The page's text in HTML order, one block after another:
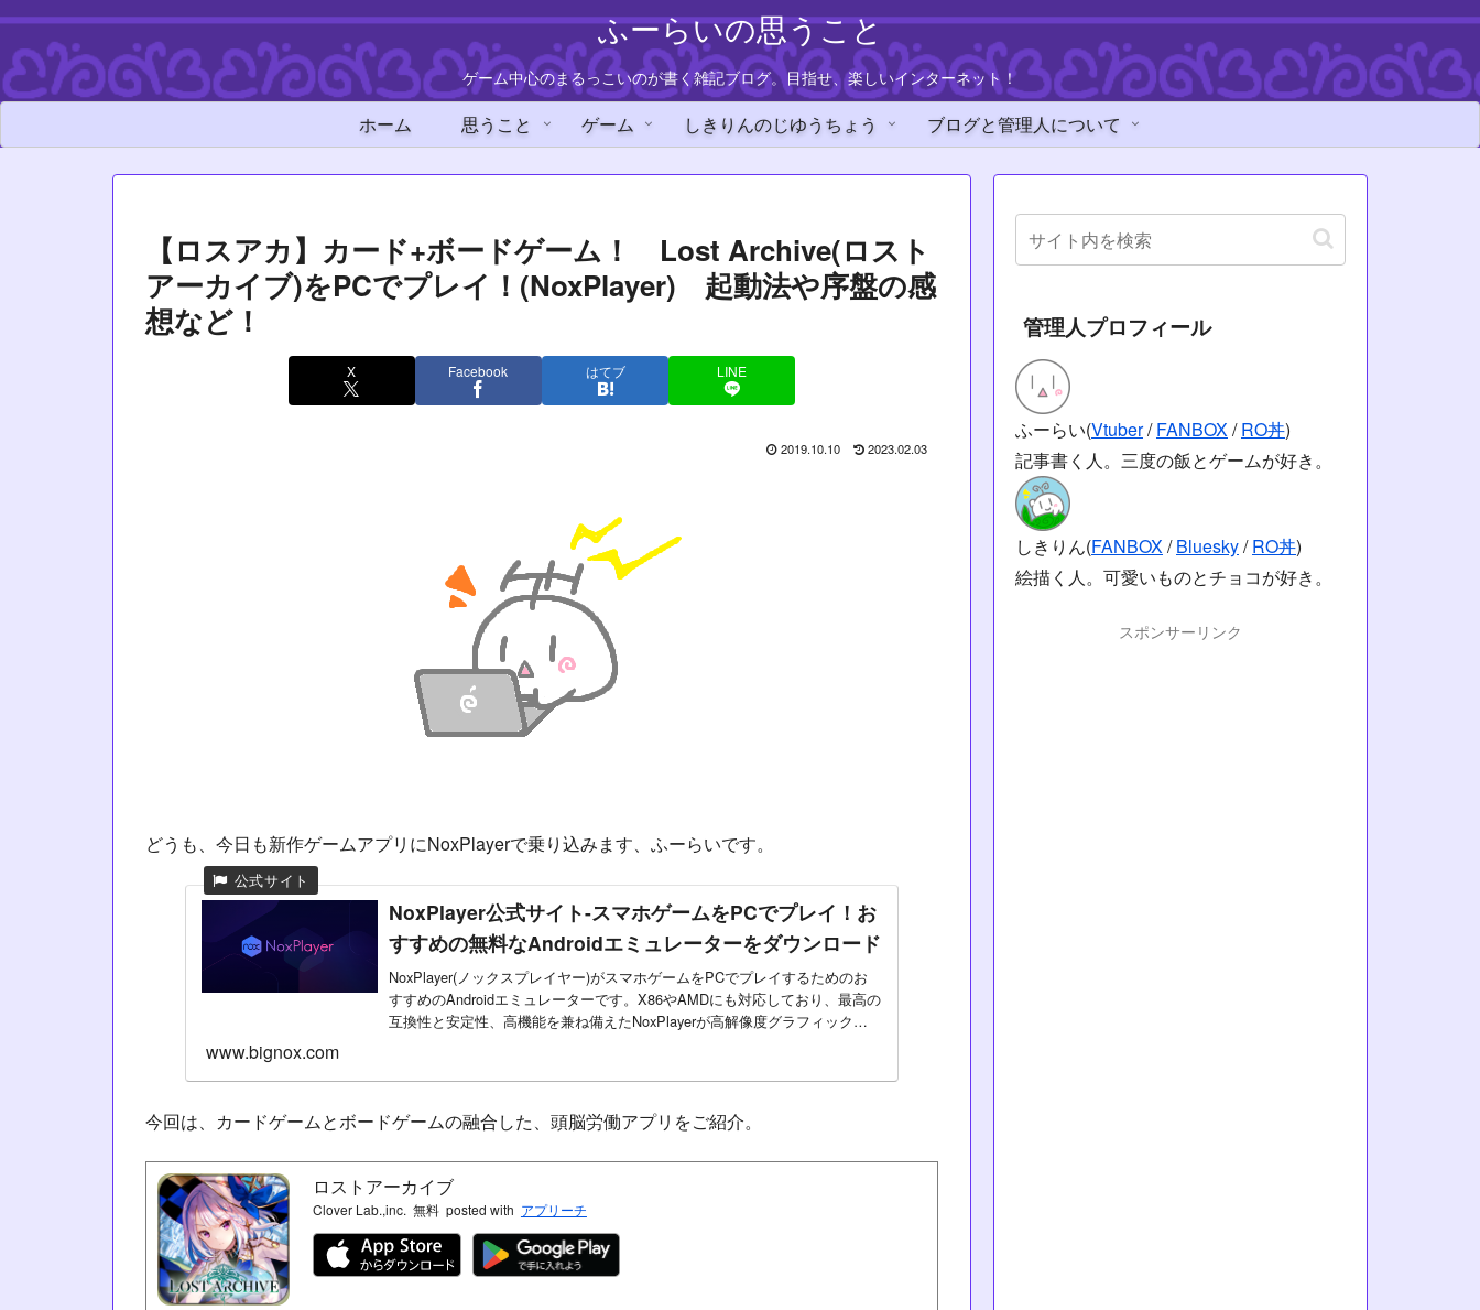
ふーらいの思うこと
ゲーム中心のまるっこいのが書く雑記ブログ。目指せ、楽しいインターネット！
ホーム 思うこと ゲーム しきりんのじゆうちょう ブログと管理人について
【ロスアカ】カード+ボードゲーム！ Lost Archive(ロスト
アーカイブ)をPCでプレイ！(NoxPlayer) 起動法や序盤の感
想など！
X Facebook はてブ LINE
2019.10.10 2023.02.03
どうも、今日も新作ゲームアプリにNoxPlayerで乗り込みます、ふーらいです。
NoxPlayer公式サイト-スマホゲームをPCでプレイ！お
すすめの無料なAndroidエミュレーターをダウンロード
NoxPlayer(ノックスプレイヤー)がスマホゲームをPCでプレイするためのお
すすめのAndroidエミュレーターです。X86やAMDにも対応しており、最高の
互換性と安定性、高機能を兼ね備えたNoxPlayerが高解像度グラフィックス
www.bignox.com
今回は、カードゲームとボードゲームの融合した、頭脳労働アプリをご紹介。
ロストアーカイブ
Clover Lab.,inc. 無料 posted with アプリーチ
管理人プロフィール
ふーらい(Vtuber/FANBOX/RO丼)
記事書く人。三度の飯とゲームが好き。
しきりん(FANBOX/Bluesky/RO丼)
絵描く人。可愛いものとチョコが好き。
スポンサーリンク